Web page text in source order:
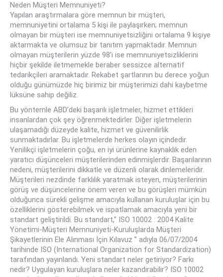
Neden Müşteri Memnuniyeti?
Yapılan araştırmalara göre memnun bir müşteri,
memnuniyetini ortalama 5 kişi ile paylaşırken; memnun
olmayan bir müşteri ise memnuniyetsizliğini ortalama 9 kişiye
aktarmakta ve olumsuz bir tanıtım yapmaktadır. Memnun
olmayan müşterilerin yüzde 98’i ise memnuniyetsizliklerini
hiçbir şekilde iletmemekle beraber sessizce alternatif
tedarikçileri aramaktadır. Rekabet şartlarının bu derece yoğun
olduğu günümüzde hiç birimiz bir müşterimizi dahi kaybetme
lüksüne sahip değiliz.
Bu yöntemle ABD’deki başarılı işletmeler, hizmet ettikleri
insanlardan çok şey öğrenmektedirler. Diğer işletmelerin
ulaşamadığı düzeyde kalite, hizmet ve güvenilirlik
sunmaktadırlar. Bu işletmelerde herkes olayın içindedir.
Yenilikçi işletmelerin çoğu, en iyi ürünlerine kaynaklık eden
yaratıcı düşünceleri müşterilerinden edinmişlerdir. Başarılarının
nedeni, müşterilerini dikkatle ve düzenli olarak dinlemeleridir.
Müşterileri nezdinde farklılık yaratmak isteyen, müşterilerinin
görüş ve düşüncelerine önem veren ve bu görüşleri mümkün
olduğunca sürekli gelişme amacıyla kullanan kuruluşlar için bu
özelliklerini gösterebilmek ve ispatlamak amacıyla yeni bir
standart geliştirildi. Bu standart,” ISO 10002 : 2004 Kalite
Yönetimi-Müşteri Memnuniyeti-Kuruluşlarda Müşteri
Şikayetlerinin Ele Alınması İçin Kılavuz ” adıyla 06/07/2004
tarihinde ISO (International Organization for Standardization)
tarafından yayınlandı. Yeni standart neler getiriyor? Farkı
nedir? Uygulayan kuruluşlara neler kazandırabilir? ISO 10002